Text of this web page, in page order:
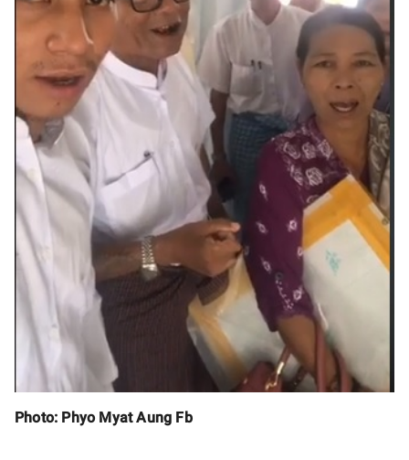
Photo: Phyo Myat Aung Fb